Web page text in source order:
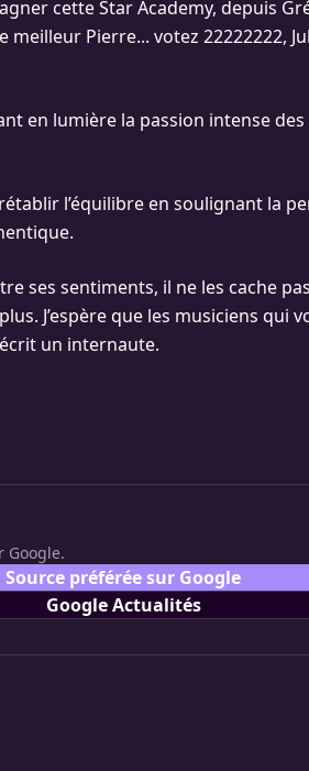
cette Star Academy, depuis
meilleur Pierre... votez 22222222,
en lumière la passion intense
l’équilibre en soulignant la
ses sentiments, il ne les cache
J’espère que les musiciens qui
un internaute.
Google.
Source préférée sur Google
Google Actualités